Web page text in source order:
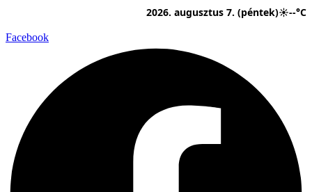
tartalomhoz
2026. augusztus 7. (péntek)☀--°C
Facebook